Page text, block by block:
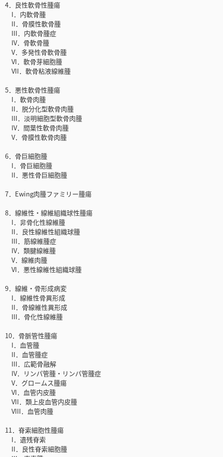
4．良性軟骨性腫瘍
I．内軟骨腫
II．骨膜性軟骨腫
III．内軟骨腫症
IV．骨軟骨腫
V．多発性骨軟骨腫
VI．軟骨芽細胞腫
VII．軟骨粘液線維腫
5．悪性軟骨性腫瘍
I．軟骨肉腫
II．脱分化型軟骨肉腫
III．淡明細胞型軟骨肉腫
IV．間葉性軟骨肉腫
V．骨膜性軟骨肉腫
6．骨巨細胞腫
I．骨巨細胞腫
II．悪性骨巨細胞腫
7．Ewing肉腫ファミリー腫瘍
8．線維性・線維組織球性腫瘍
I．非骨化性線維腫
II．良性線維性組織球腫
III．筋線維腫症
IV．類腱線維腫
V．線維肉腫
VI．悪性線維性組織球腫
9．線維・骨形成病変
I．線維性骨異形成
II．骨線維性異形成
III．骨化性線維腫
10．骨脈管性腫瘍
I．血管腫
II．血管腫症
III．広範骨融解
IV．リンパ管腫・リンパ管腫症
V．グロームス腫瘍
VI．血管内皮腫
VII．類上皮血管内皮腫
VIII．血管肉腫
11．脊索細胞性腫瘍
I．遺残脊索
II．良性脊索細胞腫